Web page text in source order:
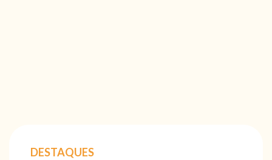
DESTAQUES